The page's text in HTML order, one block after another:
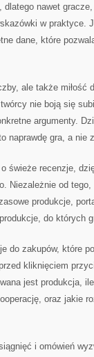
nawet
w praktyce.
dane, które
ale także miłość
nie boją się
argumenty.
naprawdę gra, a nie
świeże recenzje,
Niezależnie od tego,
produkcje,
do których
do zakupów, które
kliknięciem
jest produkcja,
oraz jakie
i omówień